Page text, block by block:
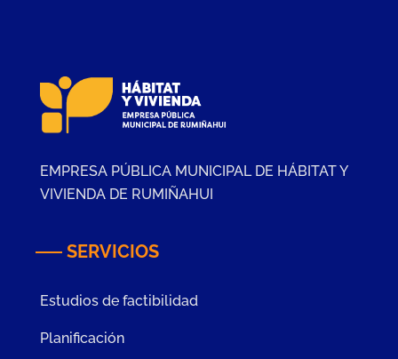
EMPRESA PÚBLICA MUNICIPAL DE HÁBITAT Y
VIVIENDA DE RUMIÑAHUI
SERVICIOS
Estudios de factibilidad
Planificación